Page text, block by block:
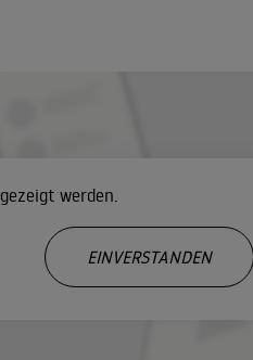
werden.
EINVERSTANDEN